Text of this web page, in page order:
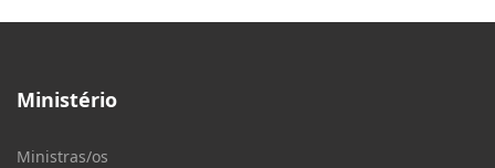
Ministério
Ministras/os